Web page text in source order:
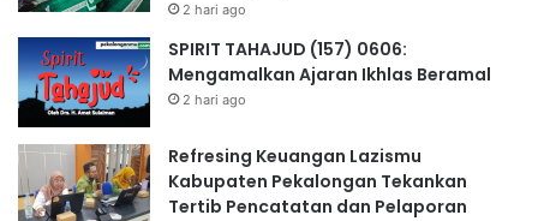
2 hari ago
SPIRIT TAHAJUD (157) 0606:
Mengamalkan Ajaran Ikhlas Beramal
2 hari ago
Refresing Keuangan Lazismu
Kabupaten Pekalongan Tekankan
Tertib Pencatatan dan Pelaporan